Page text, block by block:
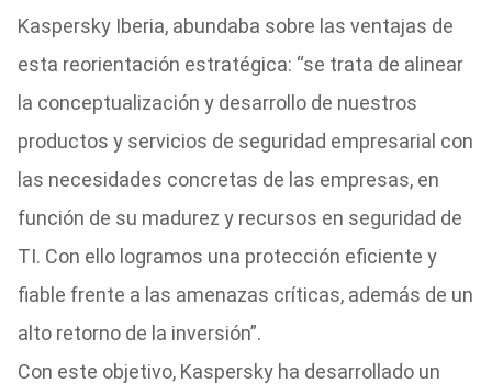
Kaspersky Iberia, abundaba sobre las ventajas de
esta reorientación estratégica: “se trata de alinear
la conceptualización y desarrollo de nuestros
productos y servicios de seguridad empresarial con
las necesidades concretas de las empresas, en
función de su madurez y recursos en seguridad de
TI. Con ello logramos una protección eficiente y
fiable frente a las amenazas críticas, además de un
alto retorno de la inversión”.
Con este objetivo, Kaspersky ha desarrollado un